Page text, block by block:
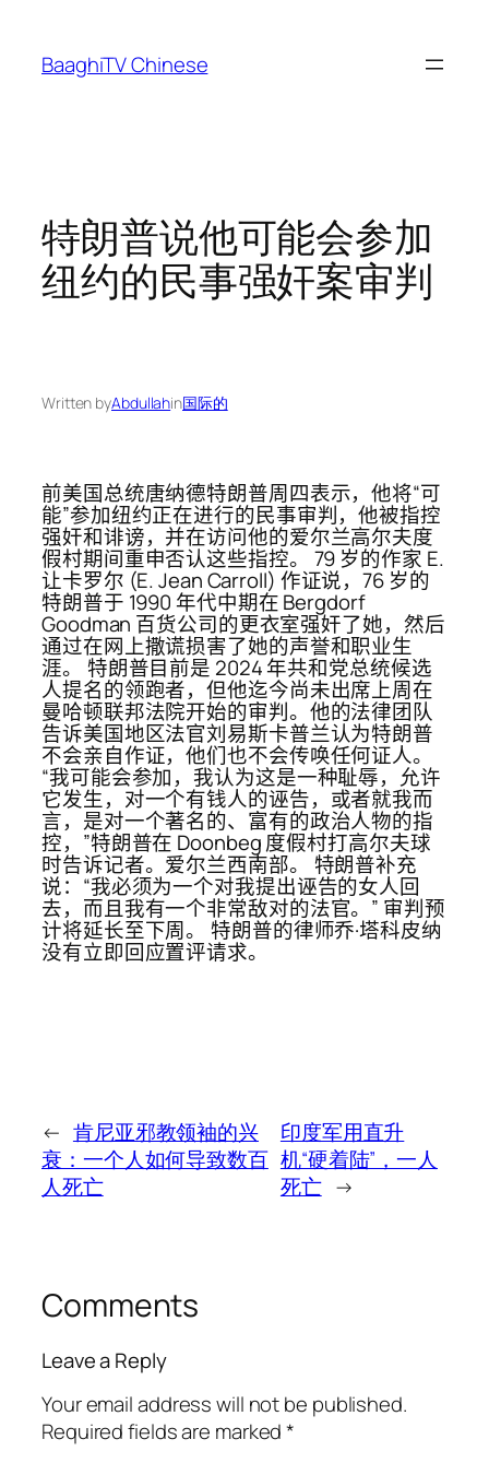
content
BaaghiTV Chinese
特朗普说他可能会参加
纽约的民事强奸案审判
Written byAbdullahin国际的
前美国总统唐纳德特朗普周四表示，他将“可
能”参加纽约正在进行的民事审判，他被指控
强奸和诽谤，并在访问他的爱尔兰高尔夫度
假村期间重申否认这些指控。 79 岁的作家 E.
让卡罗尔 (E. Jean Carroll) 作证说，76 岁的
特朗普于 1990 年代中期在 Bergdorf
Goodman 百货公司的更衣室强奸了她，然后
通过在网上撒谎损害了她的声誉和职业生
涯。 特朗普目前是 2024 年共和党总统候选
人提名的领跑者，但他迄今尚未出席上周在
曼哈顿联邦法院开始的审判。他的法律团队
告诉美国地区法官刘易斯卡普兰认为特朗普
不会亲自作证，他们也不会传唤任何证人。
“我可能会参加，我认为这是一种耻辱，允许
它发生，对一个有钱人的诬告，或者就我而
言，是对一个著名的、富有的政治人物的指
控，”特朗普在 Doonbeg 度假村打高尔夫球
时告诉记者。爱尔兰西南部。 特朗普补充
说：“我必须为一个对我提出诬告的女人回
去，而且我有一个非常敌对的法官。” 审判预
计将延长至下周。 特朗普的律师乔·塔科皮纳
没有立即回应置评请求。
← 肯尼亚邪教领袖的兴
衰：一个人如何导致数百
人死亡
印度军用直升
机“硬着陆”，一人
死亡 →
Comments
Leave a Reply
Your email address will not be published.
Required fields are marked*